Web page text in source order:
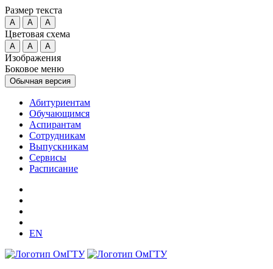
Размер текста
A A A
Цветовая схема
A A A
Изображения
Боковое меню
Обычная версия
Абитуриентам
Обучающимся
Аспирантам
Сотрудникам
Выпускникам
Сервисы
Расписание
EN